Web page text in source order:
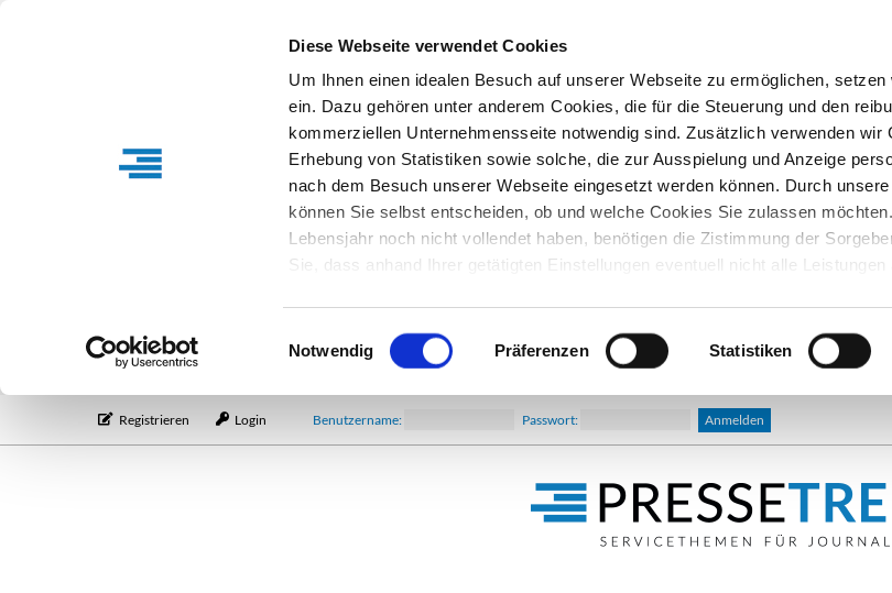
Diese Webseite verwendet Cookies
Um Ihnen einen idealen Besuch auf unserer Webseite zu ermöglichen,
ein. Dazu gehören unter anderem Cookies, die für die Steuerung und den
kommerziellen Unternehmensseite notwendig sind. Zusätzlich verwenden wir
Erhebung von Statistiken sowie solche, die zur Ausspielung und Anzeige
nach dem Besuch unserer Webseite eingesetzt werden können. Durch
können Sie selbst entscheiden, ob und welche Cookies Sie zulassen
Lebensjahr noch nicht vollendet haben, benötigen die Zistimmung der
Sie, dass anhand Ihrer getätigten Einstellungen eventuell nicht alle Leistungen
entsprechende Informationen.
Einwilligungsauswahl
Notwendig Präferenzen Statistiken
Benutzername: Passwort:
Registrieren Login